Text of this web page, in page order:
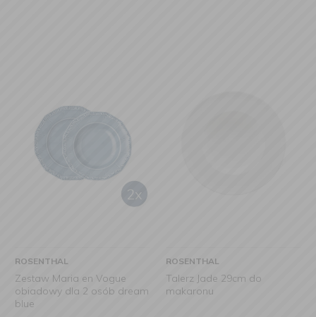
ROSENTHAL
Zestaw Maria en Vogue
obiadowy dla 2 osób dream
blue
ROSENTHAL
Talerz Jade 29cm do
makaronu